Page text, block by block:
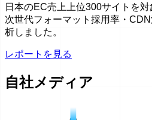
日本のEC売上上位300サイトを
次世代フォーマット採用率・
析しました。
レポートを見る
自社メディア